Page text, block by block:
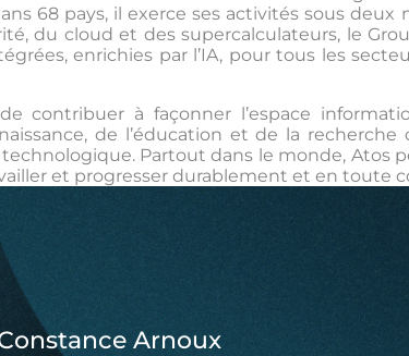
68 pays, il exerce ses activités sous
du cloud et des supercalculateurs, le
enrichies par l’IA, pour tous les
contribuer à façonner l’espace
de l’éducation et de la
Partout dans le monde, Atos
et progresser durablement et en toute
Arnoux